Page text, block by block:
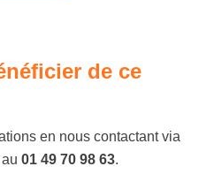
de ce
en nous contactant via
01 49 70 98 63.